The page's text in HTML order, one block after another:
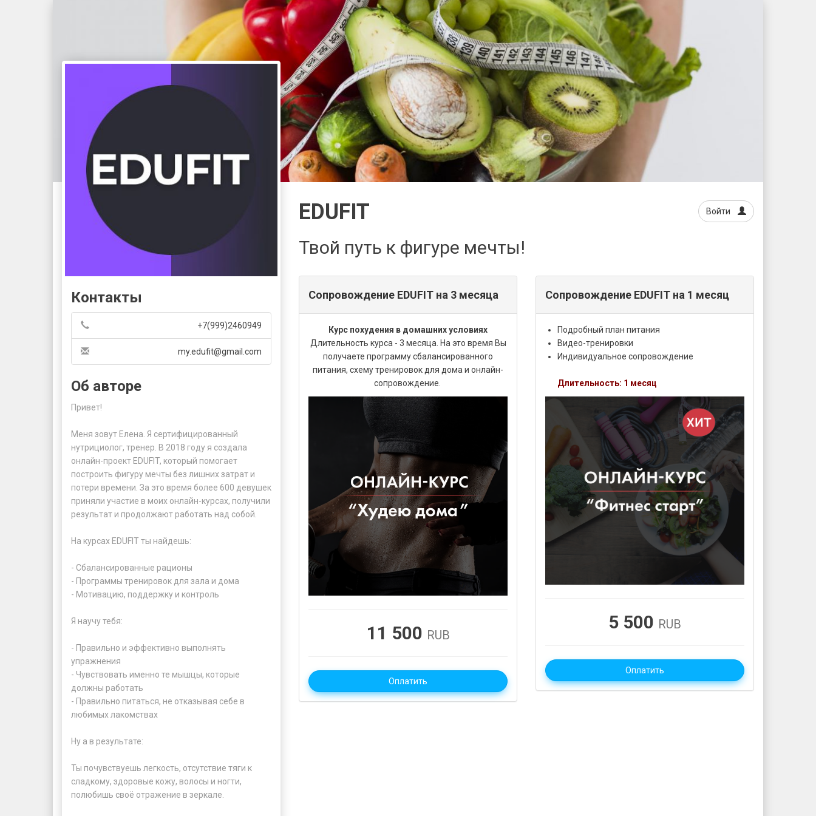
Контакты
+7(999)2460949
my.edufit@gmail.com
Об авторе
Привет!
Меня зовут Елена. Я сертифицированный
нутрициолог, тренер. В 2018 году я создала
онлайн-проект EDUFIT, который помогает
построить фигуру мечты без лишних затрат и
потери времени. За это время более 600 девушек
приняли участие в моих онлайн-курсах, получили
результат и продолжают работать над собой.
На курсах EDUFIT ты найдешь:
- Сбалансированные рационы
- Программы тренировок для зала и дома
- Мотивацию, поддержку и контроль
Я научу тебя:
- Правильно и эффективно выполнять
упражнения
- Чувствовать именно те мышцы, которые
должны работать
- Правильно питаться, не отказывая себе в
любимых лакомствах
Ну а в результате:
Ты почувствуешь легкость, отсутствие тяги к
сладкому, здоровые кожу, волосы и ногти,
полюбишь своё отражение в зеркале.
Войти
EDUFIT
Твой путь к фигуре мечты!
Сопровождение EDUFIT на 3 месяца
Курс похудения в домашних условиях
Длительность курса - 3 месяца. На это время Вы
получаете программу сбалансированного
питания, схему тренировок для дома и онлайн-
сопровождение.
11 500 RUB
Оплатить
Сопровождение EDUFIT на 1 месяц
Подробный план питания
Видео-тренировки
Индивидуальное сопровождение
Длительность: 1 месяц
5 500 RUB
Оплатить